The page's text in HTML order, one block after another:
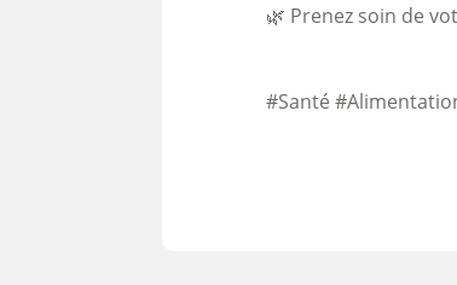
🌿 Prenez soin de
#Santé